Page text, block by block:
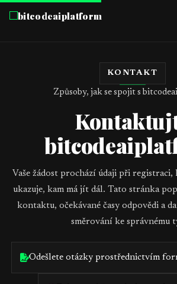
bitcodeaiplatform
KONTAKT
Způsoby, jak se spojit s
Vaše žádost prochází údaji při
ukazuje, kam má jít dál. Tato stránka
kontaktu, očekávané časy odpovědi a
směrování ke správnému
Odešlete otázky prostřednictvím